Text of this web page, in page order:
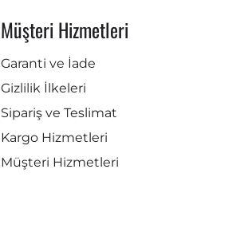
Müşteri Hizmetleri
Garanti ve İade
Gizlilik İlkeleri
Sipariş ve Teslimat
Kargo Hizmetleri
Müşteri Hizmetleri